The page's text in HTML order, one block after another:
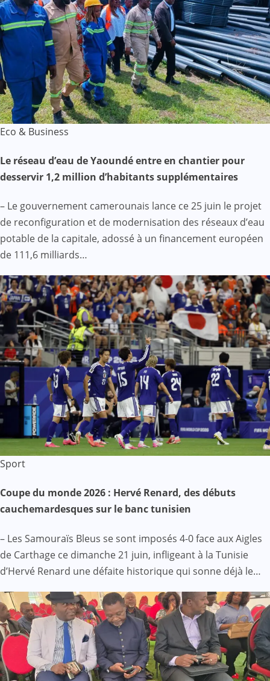
Eco & Business
Le réseau d’eau de Yaoundé entre en chantier pour
desservir 1,2 million d’habitants supplémentaires
– Le gouvernement camerounais lance ce 25 juin le projet
de reconfiguration et de modernisation des réseaux d’eau
potable de la capitale, adossé à un financement européen
de 111,6 milliards…
Sport
Coupe du monde 2026 : Hervé Renard, des débuts
cauchemardesques sur le banc tunisien
– Les Samouraïs Bleus se sont imposés 4-0 face aux Aigles
de Carthage ce dimanche 21 juin, infligeant à la Tunisie
d’Hervé Renard une défaite historique qui sonne déjà le…